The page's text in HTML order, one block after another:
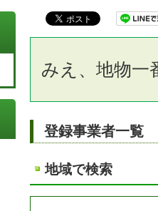
みえ、地物一
登録事業者一覧
地域で検索